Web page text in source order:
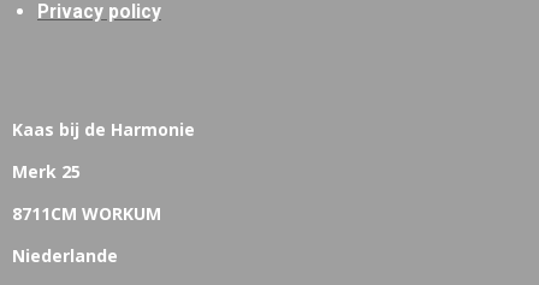
Privacy policy
Kaas bij de Harmonie
Merk 25
8711CM WORKUM
Niederlande